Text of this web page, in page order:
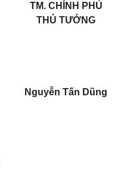
TM. CHÍNH PHỦ
THỦ TƯỚNG
Nguyễn Tấn Dũng